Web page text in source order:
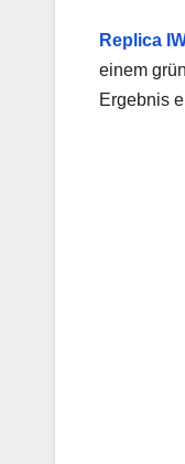
Replica
einem
Ergebnis